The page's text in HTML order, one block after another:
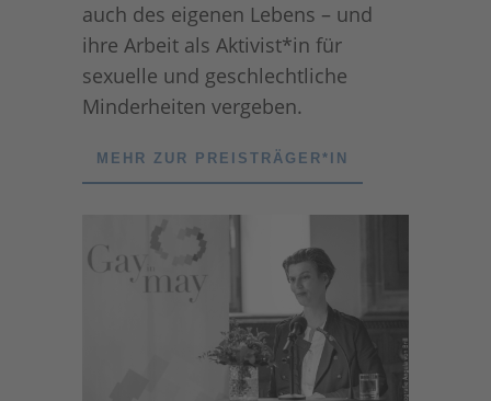
auch des eigenen Lebens – und
ihre Arbeit als Aktivist*in für
sexuelle und geschlechtliche
Minderheiten vergeben.
MEHR ZUR PREISTRÄGER*IN